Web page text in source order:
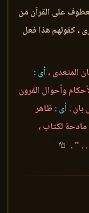
على القرآن من
، كقولهم هذا فعل
المتعدى ، أى :
وأحوال القرون
بان . أى :ظاهر
لكتاب ،
. . "
.